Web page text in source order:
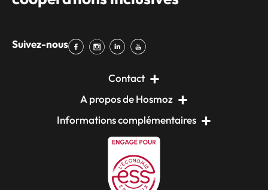
Suivez-nous
Contact
A propos de Hosmoz
Informations complémentaires